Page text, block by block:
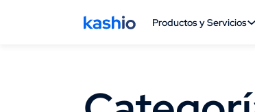
Productos y Servicios